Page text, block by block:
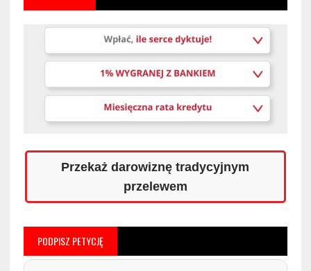
Przekaż darowiznę tradycyjnym
przelewem
PODPISZ PETYCJĘ